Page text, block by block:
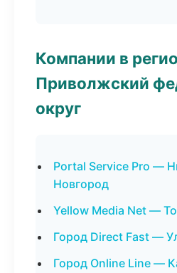
Компании в
Приволжский
округ
Portal Service Pro —
Новгород
Yellow Media Net —
Город Direct Fast —
Город Online Line —